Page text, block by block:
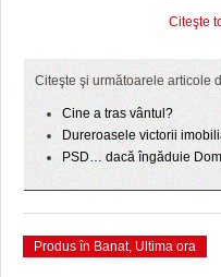
Citeşte
Citeşte şi următoarele articole
Cine a tras vântul?
Dureroasele victorii
PSD… dacă îngăduie
Produs în Banat, Ultima ora